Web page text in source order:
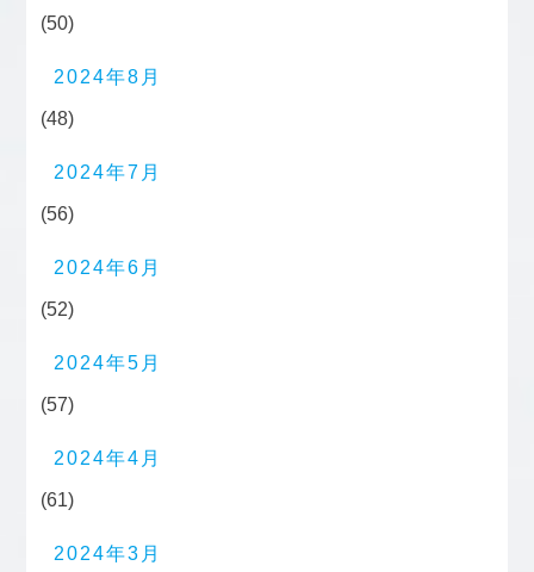
(50)
2024年8月
(48)
2024年7月
(56)
2024年6月
(52)
2024年5月
(57)
2024年4月
(61)
2024年3月